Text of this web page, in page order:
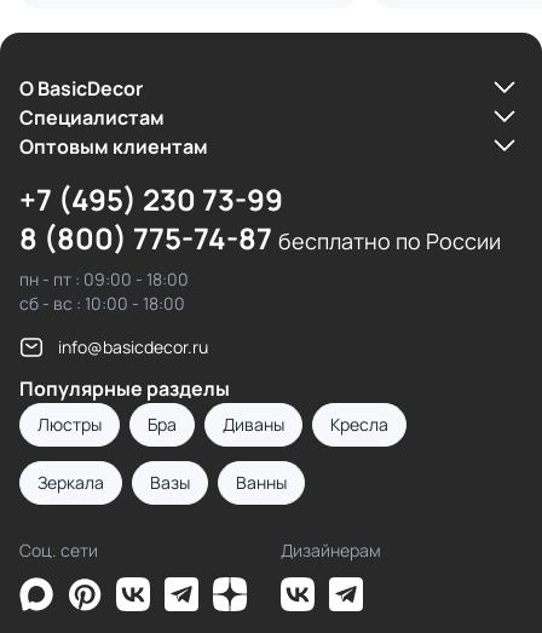
О BasicDecor
Cпециалистам
Оптовым клиентам
+7 (495) 230 73-99
8 (800) 775-74-87 бесплатно по России
пн - пт : 09:00 - 18:00
сб - вс : 10:00 - 18:00
info@basicdecor.ru
Популярные разделы
Люстры Бра Диваны Кресла
Зеркала Вазы Ванны
Соц. сети Дизайнерам